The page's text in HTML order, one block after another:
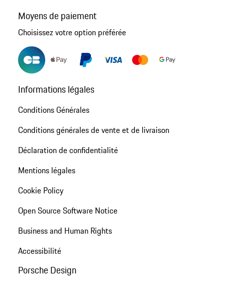
Moyens de paiement
Choisissez votre option préférée
Informations légales
Conditions Générales
Conditions générales de vente et de livraison
Déclaration de confidentialité
Mentions légales
Cookie Policy
Open Source Software Notice
Business and Human Rights
Accessibilité
Porsche Design